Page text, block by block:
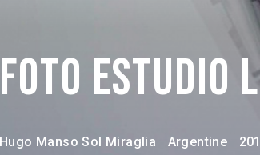
Foto Estudio
Hugo Manso Sol Miraglia Argentine